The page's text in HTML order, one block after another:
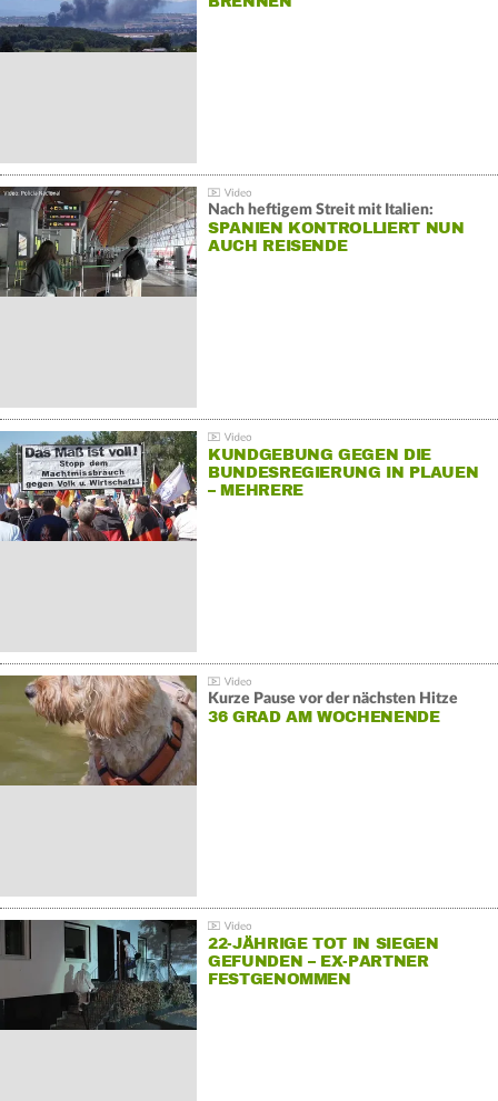
Nach heftigem Streit mit Italien:
SPANIEN KONTROLLIERT NUN
AUCH REISENDE
KUNDGEBUNG GEGEN DIE
BUNDESREGIERUNG IN PLAUEN
– MEHRERE
Kurze Pause vor der nächsten Hitze
36 GRAD AM WOCHENENDE
22-JÄHRIGE TOT IN SIEGEN
GEFUNDEN – EX-PARTNER
FESTGENOMMEN